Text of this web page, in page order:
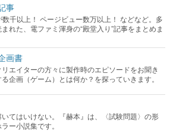
事
千以上！ ページビュー数万以上！ などなど。多
れた、電ファミ渾身の“殿堂入り”記事をまとめま
画書
エイターの方々に製作時のエピソードをお聞き
企画（ゲーム）とは何か？を探っていきます。
いてはいけない。『赫本』は、〈試験問題〉の形
ー小説集です。